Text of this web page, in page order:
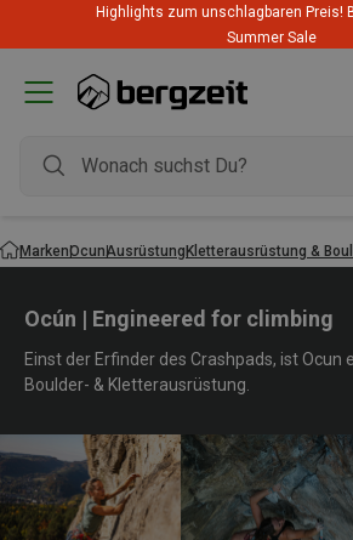
Highlights zum unschlagbaren Preis!
Summer Sale
MarkenOcunAusrüstungKletterausrüstung &
Ocún | Engineered for climbing
Einst der Erfinder des Crashpads, ist Ocun
Boulder- & Kletterausrüstung.